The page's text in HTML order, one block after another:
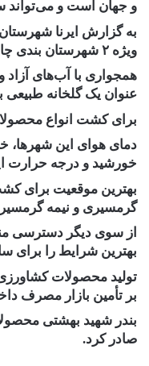
و جهان است و می‌تواند
به گزارش ایرنا
ویژه ۲ شهرستان بندی چابهار و کنارک با توجه به
همجواری با آب‌های
عنوان یک گلخانه طبیعی
برای کشت انواع
دمای هوای این شهرها،
خورشید و درجه حرارت
بهترین موقعیت برای
گرمسیری و نیمه
از سوی دیگر دسترسی
بهترین شرایط را برای
تولید محصولات
بر تأمین بازار مصرف
بندر شهید بهشتی
صادر کرد.